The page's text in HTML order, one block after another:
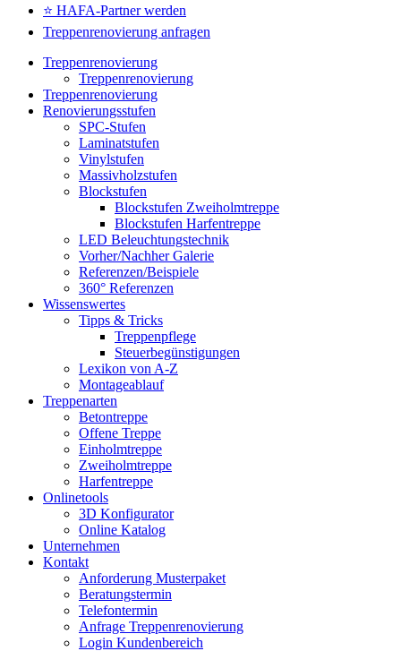
⭐ HAFA-Partner werden
Treppenrenovierung anfragen
Treppenrenovierung
Treppenrenovierung
Treppenrenovierung
Renovierungsstufen
SPC-Stufen
Laminatstufen
Vinylstufen
Massivholzstufen
Blockstufen
Blockstufen Zweiholmtreppe
Blockstufen Harfentreppe
LED Beleuchtungstechnik
Vorher/Nachher Galerie
Referenzen/Beispiele
360° Referenzen
Wissenswertes
Tipps & Tricks
Treppenpflege
Steuerbegünstigungen
Lexikon von A-Z
Montageablauf
Treppenarten
Betontreppe
Offene Treppe
Einholmtreppe
Zweiholmtreppe
Harfentreppe
Onlinetools
3D Konfigurator
Online Katalog
Unternehmen
Kontakt
Anforderung Musterpaket
Beratungstermin
Telefontermin
Anfrage Treppenrenovierung
Login Kundenbereich